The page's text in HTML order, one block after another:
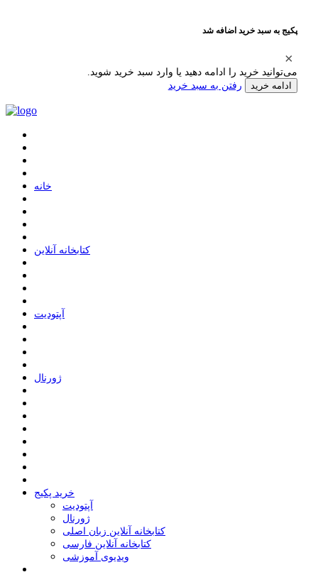
پکیج به سبد خرید اضافه شد
می‌توانید خرید را ادامه دهید یا وارد سبد خرید شوید.
ادامه خرید رفتن به سبد خرید
ﺧﺎﻧﻪ
ﮐﺘﺎﺑﺨﺎﻧﻪ ﺁﻧﻼﯾﻦ
ﺁﭘﺘﻮﺩﯾﺖ
ﮊﻭﺭﻧﺎﻝ
خرید پکیج
ﺁﭘﺘﻮﺩﯾﺖ
ﮊﻭﺭﻧﺎﻝ
کتابخانه آنلاین زبان اصلی
کتابخانه آنلاین فارسی
ویدیوی آموزشی